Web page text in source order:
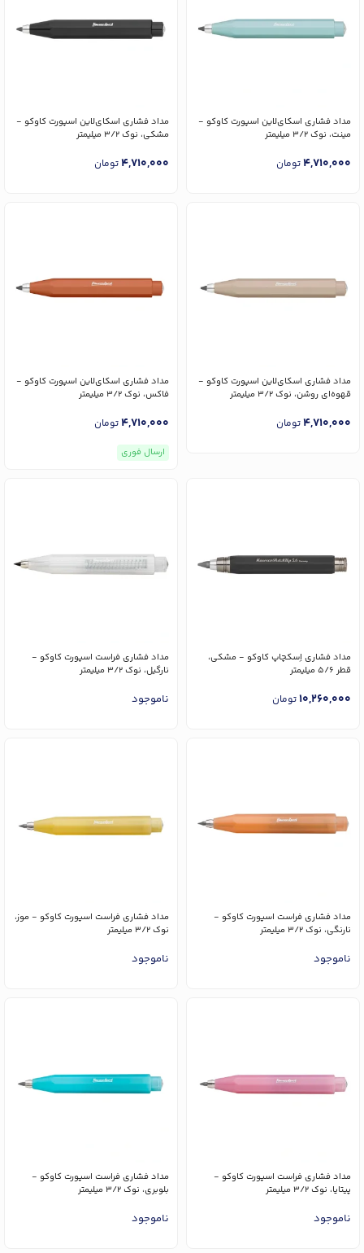
مداد فشاری اسکای‌لاین اسپورت کاوکو -
مینت، نوک 3/2 میلیمتر
4,710,000تومان
مداد فشاری اسکای‌لاین اسپورت کاوکو -
مشکی، نوک 3/2 میلیمتر
4,710,000تومان
مداد فشاری اسکای‌لاین اسپورت کاوکو -
قهوه‌ای روشن، نوک 3/2 میلیمتر
4,710,000تومان
مداد فشاری اسکای‌لاین اسپورت کاوکو -
فاکس، نوک 3/2 میلیمتر
4,710,000تومان
ارسال فوری
مداد فشاری اِسکچاپ کاوکو - مشکی،
قطر 5/6 میلیمتر
10,260,000تومان
مداد فشاری فراست اسپورت کاوکو -
نارگیل، نوک 3/2 میلیمتر
ناموجود
مداد فشاری فراست اسپورت کاوکو -
نارنگی، نوک 3/2 میلیمتر
ناموجود
مداد فشاری فراست اسپورت کاوکو - موز،
نوک 3/2 میلیمتر
ناموجود
مداد فشاری فراست اسپورت کاوکو -
پیتایا، نوک 3/2 میلیمتر
ناموجود
مداد فشاری فراست اسپورت کاوکو -
بلوبری، نوک 3/2 میلیمتر
ناموجود